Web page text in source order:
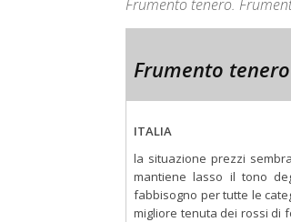
Frumento tenero.
Frumento tenero
ITALIA
la situazione prezzi
mantiene lasso il tono
fabbisogno per tutte le
migliore tenuta dei rossi di